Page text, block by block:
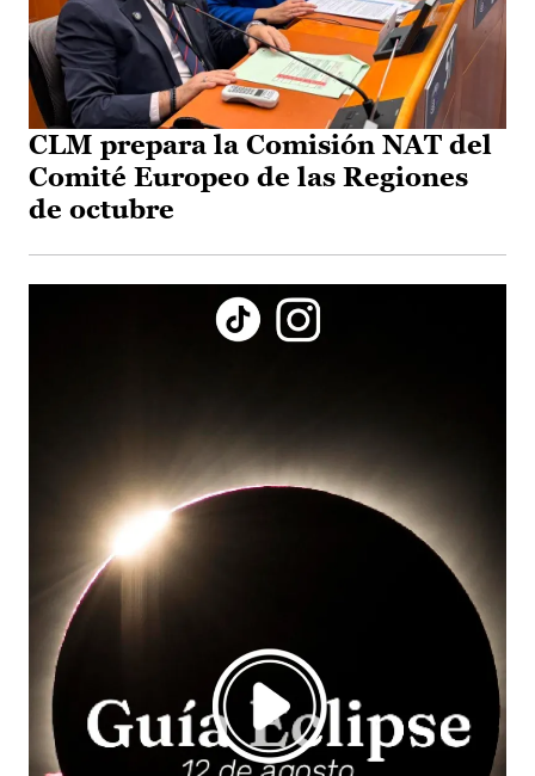
CLM prepara la Comisión NAT del
Comité Europeo de las Regiones
de octubre